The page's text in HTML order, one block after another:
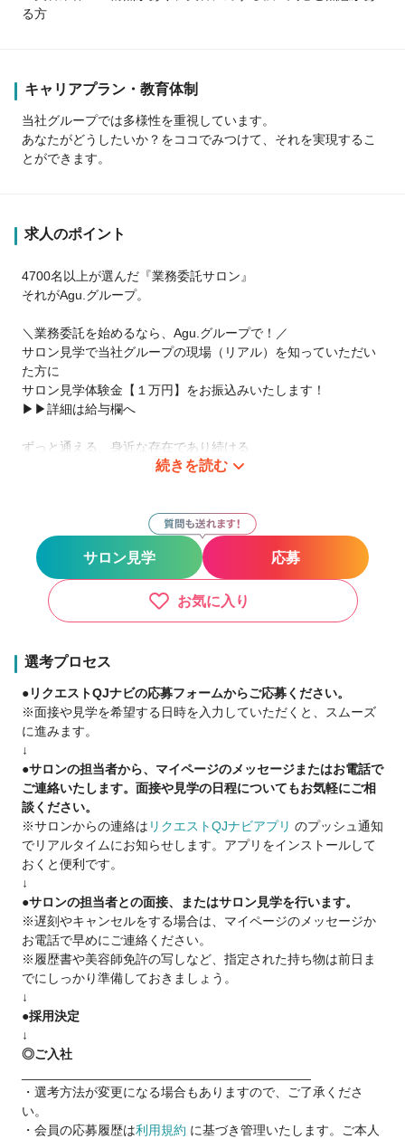
る方
キャリアプラン・教育体制
当社グループでは多様性を重視しています。
あなたがどうしたいか？をココでみつけて、それを実現するこ
とができます。
求人のポイント
4700名以上が選んだ『業務委託サロン』
それがAgu.グループ。
＼業務委託を始めるなら、Agu.グループで！／
サロン見学で当社グループの現場（リアル）を知っていただい
た方に
サロン見学体験金【１万円】をお振込みいたします！
▶▶詳細は給与欄へ
ずっと通える、身近な存在であり続ける
2009年の1号店OPENから現在までで全国1100店舗以上展開
日数や時間に縛られる働き方ではなく
『あなただけのオリジナルのサロンワーク』をしませんか？
－子育て中のママ－
好きな曜日に休んで、子どもの予定に合わせて早上がり
仕事と家庭のバランスを重視
－休日重視・趣味に没頭－
10連休を取るスタッフも
－二刀流－
フットサルのプロ選手×Agu.
スタイリストとして働きながら、プロとして活躍
【当社グループへの転職を考えているあなたへ】
Q.顧客がいないので、集客面で不安です…
A.新規集客は会社の本部が一括対応しているため、顧客0でも問
題なく入客できます
スタッフ集客満足度94.4%！
Q.業務委託制度がよく分かっていないです…
A.確定申告サポートもあり、簡単・安全の独自システムを導入
何か困った時には税理士サポートもあります
Q.病気やトラブルなど何かあった時の収入面って…?
A.スタイリストケア制度をご用意
（出産・育児・病気での休業にともなう保障や、結婚の応援金
を支給）※一定条件あり
☝だから安心！
当社は2021年11月19日よりグロース市場へ上場
安心・安全の上場企業サロン
続きを読む
サロン見学 応募
お気に入り
選考プロセス
●リクエストQJナビの応募フォームからご応募ください。
※面接や見学を希望する日時を入力していただくと、スムーズ
に進みます。
↓
●サロンの担当者から、マイページのメッセージまたはお電話で
ご連絡いたします。面接や見学の日程についてもお気軽にご相
談ください。
※サロンからの連絡は リクエストQJナビアプリ のプッシュ通知
でリアルタイムにお知らせします。アプリをインストールして
おくと便利です。
↓
●サロンの担当者との面接、またはサロン見学を行います。
※遅刻やキャンセルをする場合は、マイページのメッセージか
お電話で早めにご連絡ください。
※履歴書や美容師免許の写しなど、指定された持ち物は前日ま
でにしっかり準備しておきましょう。
↓
●採用決定
↓
◎ご入社
・選考方法が変更になる場合もありますので、ご了承くださ
い。
・会員の応募履歴は利用規約 に基づき管理いたします。ご本人